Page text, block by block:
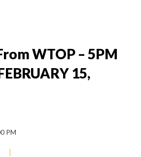
WTOP – 5PM
15,
PM
|